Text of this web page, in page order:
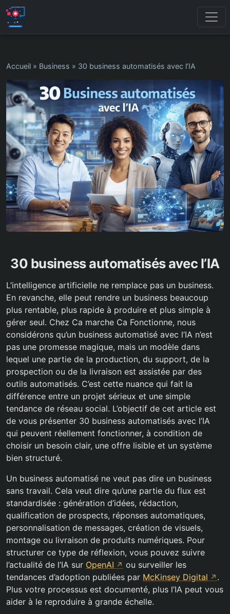
Accueil » Business » 30 business automatisés avec l’IA
30 business automatisés avec l’IA
L’intelligence artificielle ne remplace pas un business.
En revanche, elle peut rendre un business beaucoup
plus rentable, plus rapide à produire et plus simple à
gérer seul. Chez Ca marche Ca Fonctionne, nous
considérons qu’un business automatisé avec l’IA n’est
pas une promesse magique, mais un modèle dans
lequel une partie de la production, du support, de la
prospection ou de la livraison est assistée par des
outils automatisés. C’est cette nuance qui fait la
différence entre un projet sérieux et une simple
tendance de réseau social. L’objectif de cet article est
de vous présenter 30 business automatisés avec l’IA
qui peuvent réellement fonctionner, à condition de
choisir un besoin clair, une offre lisible et un système
bien structuré.
Un business automatisé ne veut pas dire un business
sans travail. Cela veut dire qu’une partie du flux est
standardisée : génération d’idées, rédaction,
qualification de prospects, réponses automatiques,
personnalisation de messages, création de visuels,
montage ou livraison de produits numériques. Pour
structurer ce type de réflexion, vous pouvez suivre
l’actualité de l’IA sur OpenAI
ou surveiller les
tendances d’adoption publiées par McKinsey Digital
.
Plus votre processus est documenté, plus l’IA peut vous
aider à le reproduire à grande échelle.